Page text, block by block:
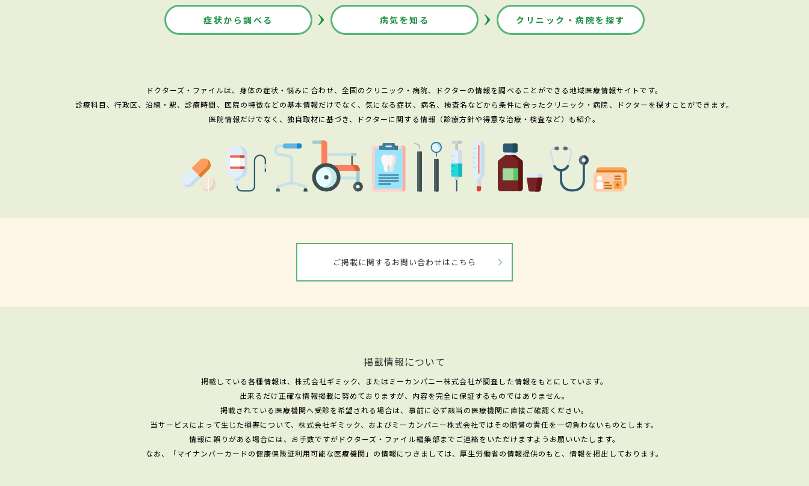
症状から調べる 病気を知る クリニック・病院を探す
ドクターズ・ファイルは、身体の症状・悩みに合わせ、全国のクリニック・病院、ドクターの情報を調べることができる地域医療情報サイトです。
診療科目、行政区、沿線・駅、診療時間、医院の特徴などの基本情報だけでなく、気になる症状、病名、検査名などから条件に合ったクリニック・病院、ドクターを探すことができます。
医院情報だけでなく、独自取材に基づき、ドクターに関する情報（診療方針や得意な治療・検査など）も紹介。
ご掲載に関するお問い合わせはこちら
掲載情報について
掲載している各種情報は、株式会社ギミック、またはミーカンパニー株式会社が調査した情報をもとにしています。
出来るだけ正確な情報掲載に努めておりますが、内容を完全に保証するものではありません。
掲載されている医療機関へ受診を希望される場合は、事前に必ず該当の医療機関に直接ご確認ください。
当サービスによって生じた損害について、株式会社ギミック、およびミーカンパニー株式会社ではその賠償の責任を一切負わないものとします。
情報に誤りがある場合には、お手数ですがドクターズ・ファイル編集部までご連絡をいただけますようお願いいたします。
なお、「マイナンバーカードの健康保険証利用可能な医療機関」の情報につきましては、厚生労働省の情報提供のもと、情報を掲出しております。